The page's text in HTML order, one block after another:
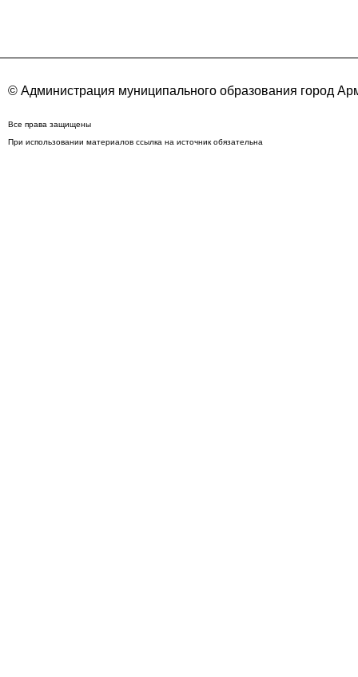
© Администрация муниципального образования город
Все права защищены
При использовании материалов ссылка на источник обязательна